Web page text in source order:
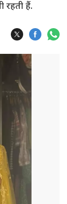
रहती हैं.